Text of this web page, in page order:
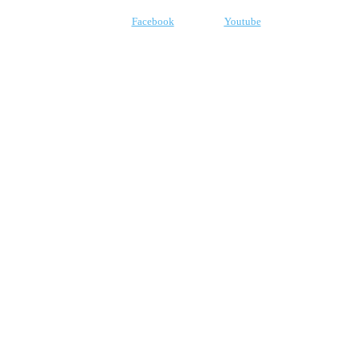
Facebook Youtube